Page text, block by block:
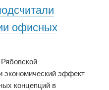
офисных
экономический эффект
концепций в